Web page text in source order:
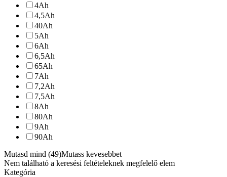
4Ah
4,5Ah
40Ah
5Ah
6Ah
6,5Ah
65Ah
7Ah
7,2Ah
7,5Ah
8Ah
80Ah
9Ah
90Ah
Mutasd mind (49)Mutass kevesebbet
Nem található a keresési feltételeknek megfelelő elem
Kategória